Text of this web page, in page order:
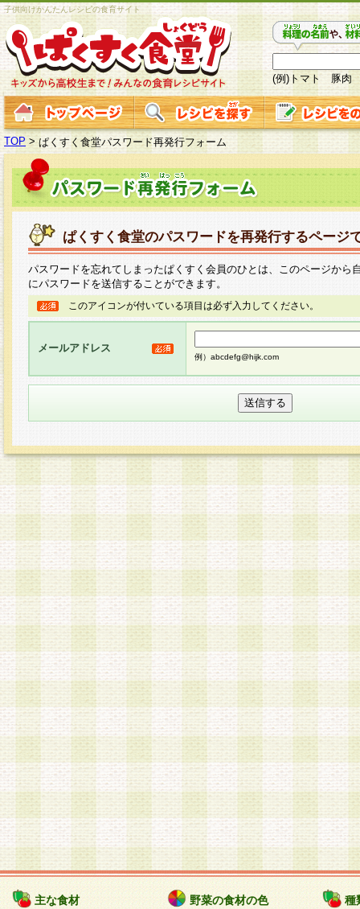
子供向けかんたんレシピの食育サイト
(例)トマト 豚肉
TOP > ぱくすく食堂パスワード再発行フォーム
ぱくすく食堂のパスワードを再発行するページ
パスワードを忘れてしまったぱくすく会員のひとは、このページから
にパスワードを送信することができます。
このアイコンが付いている項目は必ず入力してください。
メールアドレス
例）abcdefg@hijk.com
主な食材 野菜の食材の色 種